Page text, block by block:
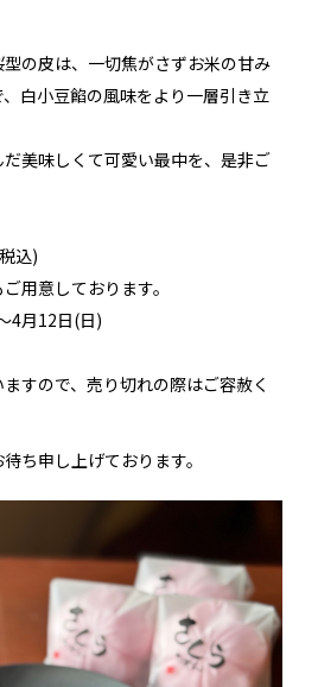
の皮は、一切焦がさずお米の甘み
白小豆餡の風味をより一層引き立
美味しくて可愛い最中を、是非ご
込)
用意しております。
4月12日(日)
すので、売り切れの際はご容赦く
ち申し上げております。